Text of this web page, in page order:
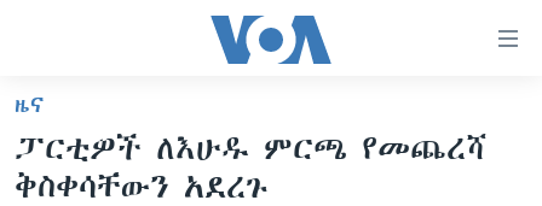
ማገናኛዎች
ዋናው
ይዘት
ኑሮ በጤንነት
ዜና
ፓርቲዎች ለእሁዱ ምርጫ የመጨረሻ
ቅስቀሳቸውን አደረጉ